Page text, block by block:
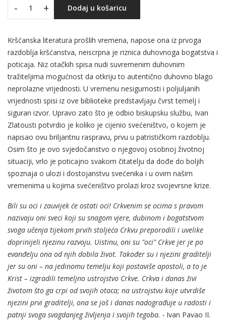
- + Dodaj u košaricu
Kršćanska literatura prošlih vremena, napose ona iz prvoga
razdoblja kršćanstva, neiscrpna je riznica duhovnoga bogatstva i
poticaja. Niz otačkih spisa nudi suvremenim duhovnim
tražiteljima mogućnost da otkriju to autentično duhovno blago
neprolazne vrijednosti. U vremenu nesigurnosti i poljuljanih
vrijednosti spisi iz ove biblioteke predstavljaju čvrst temelj i
siguran izvor. Upravo zato što je odbio biskupsku službu, Ivan
Zlatousti potvrdio je koliko je cijenio svećeništvo, o kojem je
napisao ovu briljantnu raspravu, prvu u patrističkom razdoblju.
Osim što je ovo svjedočanstvo o njegovoj osobnoj životnoj
situaciji, vrlo je poticajno svakom čitatelju da dođe do boljih
spoznaja o ulozi i dostojanstvu svećenika i u ovim našim
vremenima u kojima svećeništvo prolazi kroz svojevrsne krize.
Bili su oci i zauvijek će ostati oci! Crkvenim se ocima s pravom
nazivaju oni sveci koji su snagom vjere, dubinom i bogatstvom
svoga učenja tijekom prvih stoljeća Crkvu preporodili i uvelike
doprinijeli njezinu razvoju. Uistinu, oni su "oci" Crkve jer je po
evanđelju ona od njih dobila život. Također su i njezini graditelji
jer su oni – na jedinomu temelju koji postaviše apostoli, a to je
Krist – izgradili temeljno ustrojstvo Crkve. Crkva i danas živi
životom što ga crpi od svojih otaca; na ustrojstvu koje utvrdiše
njezini prvi graditelji, ona se još i danas nadograđuje u radosti i
patnji svoga svagdanjeg življenja i svojih tegoba. - Ivan Pavao II.